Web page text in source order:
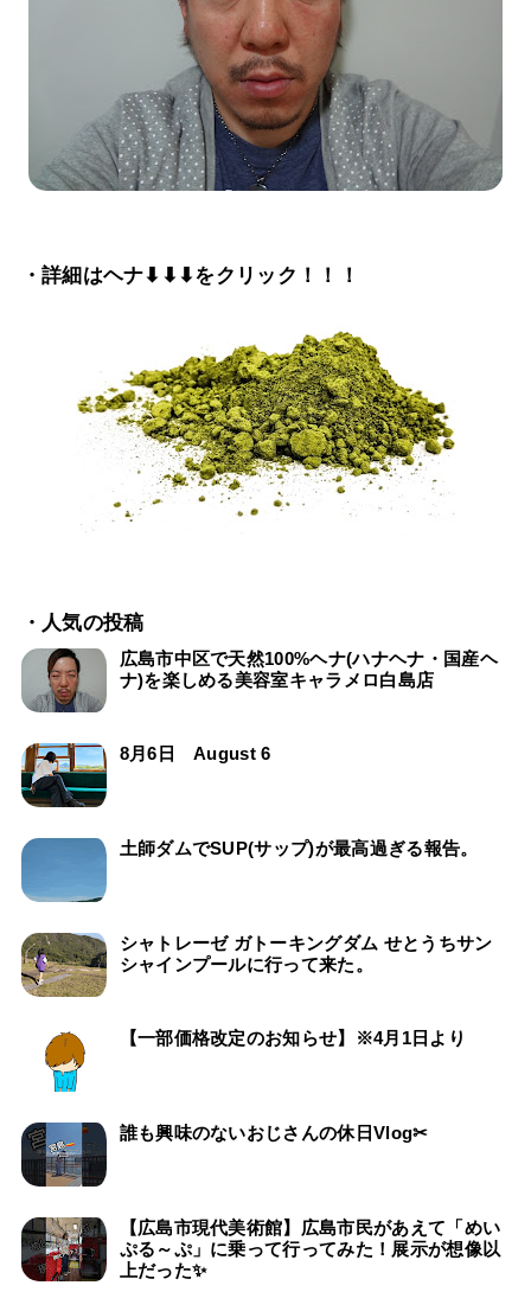
・詳細はヘナ⬇⬇⬇をクリック！！！
・人気の投稿
広島市中区で天然100%ヘナ(ハナヘナ・国産ヘ
ナ)を楽しめる美容室キャラメロ白島店
8月6日 August 6
土師ダムでSUP(サップ)が最高過ぎる報告。
シャトレーゼ ガトーキングダム せとうちサン
シャインプールに行って来た。
【一部価格改定のお知らせ】※4月1日より
誰も興味のないおじさんの休日Vlog✂
【広島市現代美術館】広島市民があえて「めい
ぷる～ぷ」に乗って行ってみた！展示が想像以
上だった✨